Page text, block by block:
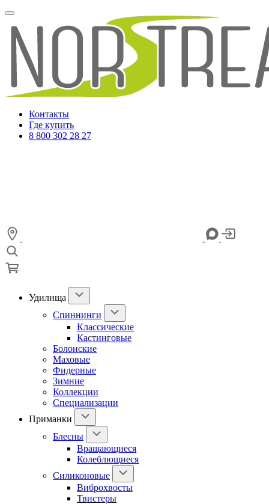
Контакты
Где купить
8 800 302 28 27
Удилища
Спиннинги
Классические
Кастинговые
Болонские
Маховые
Фидерные
Зимние
Коллекции
Специализации
Приманки
Блесны
Вращающиеся
Колеблющиеся
Силиконовые
Виброхвосты
Твистеры